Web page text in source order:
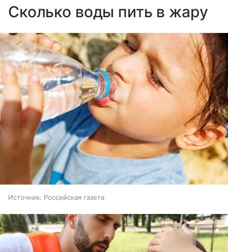
Сколько воды пить в жару
Источник: Российская газета